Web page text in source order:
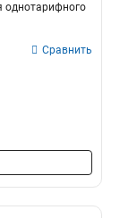
однотарифного
Сравнить